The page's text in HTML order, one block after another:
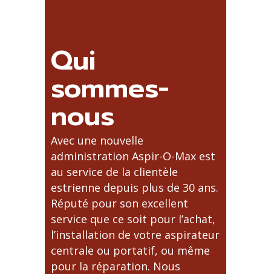
Qui
sommes-
nous
Avec une nouvelle
administration Aspir-O-Max est
au service de la clientèle
estrienne depuis plus de 30 ans.
Réputé pour son excellent
service que ce soit pour l’achat,
l’installation de votre aspirateur
centrale ou portatif, ou même
pour la réparation. Nous